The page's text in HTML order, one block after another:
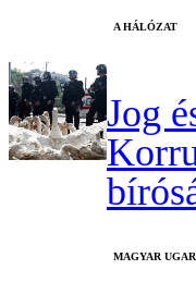
A HÁLÓZAT
Jog
MAGYAR UGAR